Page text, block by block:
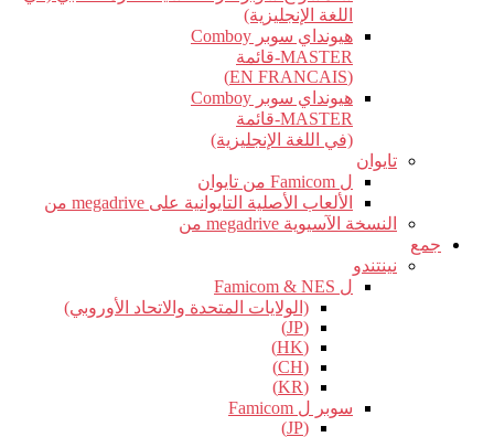
اللغة الإنجليزية)
هيونداي سوبر Comboy
MASTER-قائمة
(EN FRANCAIS)
هيونداي سوبر Comboy
MASTER-قائمة
(في اللغة الإنجليزية)
تايوان
ل Famicom من تايوان
الألعاب الأصلية التايوانية على megadrive من
النسخة الآسيوية megadrive من
جمع
نينتندو
ل Famicom & NES
(الولايات المتحدة والاتحاد الأوروبي)
(JP)
(HK)
(CH)
(KR)
سوبر ل Famicom
(JP)